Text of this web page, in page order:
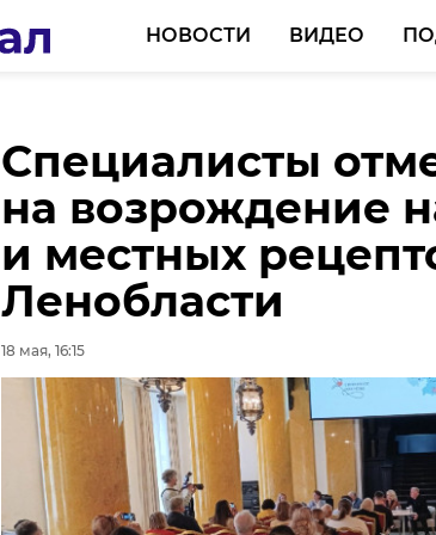
НОВОСТИ ВИДЕО
Специалисты
на возрождение
и местных
Ленобласти
18 мая, 16:15
Погода в
вторник ждут до
18 мая, 16:51